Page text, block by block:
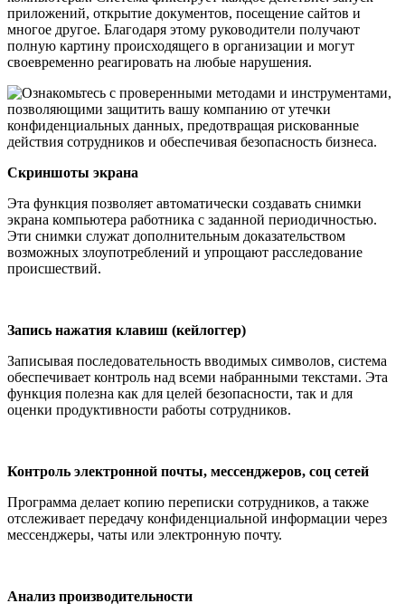
приложений, открытие документов, посещение сайтов и
многое другое. Благодаря этому руководители получают
полную картину происходящего в организации и могут
своевременно реагировать на любые нарушения.
Скриншоты экрана
Эта функция позволяет автоматически создавать снимки
экрана компьютера работника с заданной периодичностью.
Эти снимки служат дополнительным доказательством
возможных злоупотреблений и упрощают расследование
происшествий.
Запись нажатия клавиш (кейлоггер)
Записывая последовательность вводимых символов, система
обеспечивает контроль над всеми набранными текстами. Эта
функция полезна как для целей безопасности, так и для
оценки продуктивности работы сотрудников.
Контроль электронной почты, мессенджеров, соц сетей
Программа делает копию переписки сотрудников, а также
отслеживает передачу конфиденциальной информации через
мессенджеры, чаты или электронную почту.
Анализ производительности